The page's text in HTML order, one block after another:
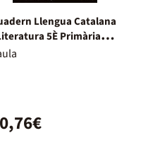
Llengua Catalana
5È Primària
- Espiral